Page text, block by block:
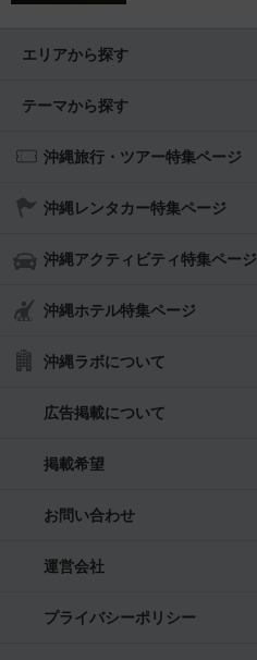
エリアから探す
テーマから探す
沖縄旅行・ツアー特集ページ
沖縄レンタカー特集ページ
沖縄アクティビティ特集ページ
沖縄ホテル特集ページ
沖縄ラボについて
広告掲載について
掲載希望
お問い合わせ
運営会社
プライバシーポリシー